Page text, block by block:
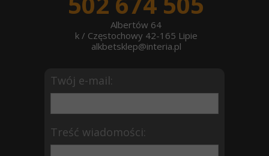
Albertów 64
k / Częstochowy 42-165 Lipie
alkbetsklep@interia.pl
Twój e-mail:
Treść wiadomości: